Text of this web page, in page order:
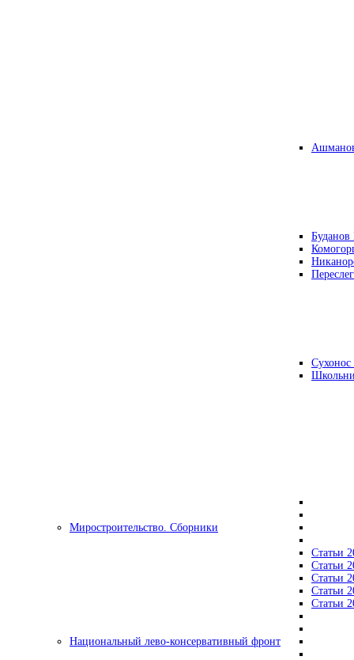
Буданов
Миростроительство. Сборники
Статьи
Статьи
Статьи
Статьи
Статьи
Национальный лево-консервативный фронт